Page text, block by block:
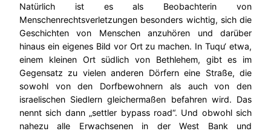
Natürlich ist es als Beobachterin von
Menschenrechtsverletzungen besonders wichtig, sich die
Geschichten von Menschen anzuhören und darüber
hinaus ein eigenes Bild vor Ort zu machen. In Tuqu‘ etwa,
einem kleinen Ort südlich von Bethlehem, gibt es im
Gegensatz zu vielen anderen Dörfern eine Straße, die
sowohl von den Dorfbewohnern als auch von den
israelischen Siedlern gleichermaßen befahren wird. Das
nennt sich dann „settler bypass road“. Und obwohl sich
nahezu alle Erwachsenen in der West Bank und